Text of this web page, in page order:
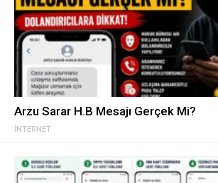
İNTERNET
Arzu Sarar H.B Mesajı Gerçek Mi?